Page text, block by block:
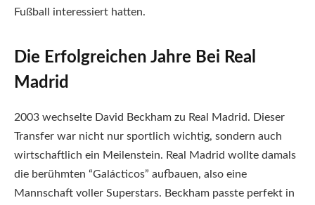
Fußball interessiert hatten.
Die Erfolgreichen Jahre Bei Real
Madrid
2003 wechselte David Beckham zu Real Madrid. Dieser
Transfer war nicht nur sportlich wichtig, sondern auch
wirtschaftlich ein Meilenstein. Real Madrid wollte damals
die berühmten “Galácticos” aufbauen, also eine
Mannschaft voller Superstars. Beckham passte perfekt in